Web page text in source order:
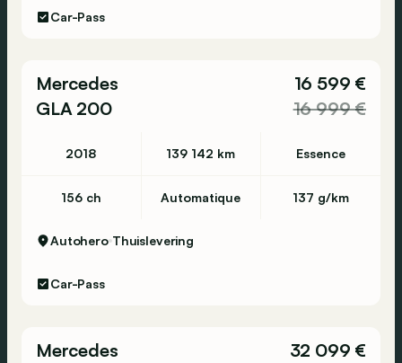
Car-Pass
Mercedes
GLA 200
16 599 €
16 999 €
2018 139 142 km Essence
156 ch Automatique 137 g/km
Autohero Thuislevering
Car-Pass
Mercedes
32 099 €